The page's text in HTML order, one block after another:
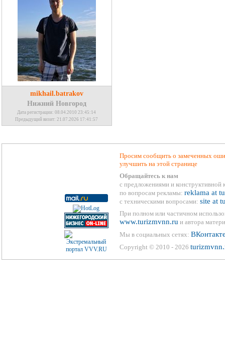
mikhail.batrakov
Нижний Новгород
Дата регистрации: 08.04.2010 23:45:14
Предыдущий визит: 21.07.2026 17:41:57
Просим сообщить о замеченных
улучшить на этой странице
Обращайтесь к нам
с предложениями и конструктивной
по вопросам рекламы: reklama at
с техническими вопросами: site at
При полном или частичном
www.turizmvnn.ru и автора
Мы в социальных сетях:
Copyright © 2010 - 2026